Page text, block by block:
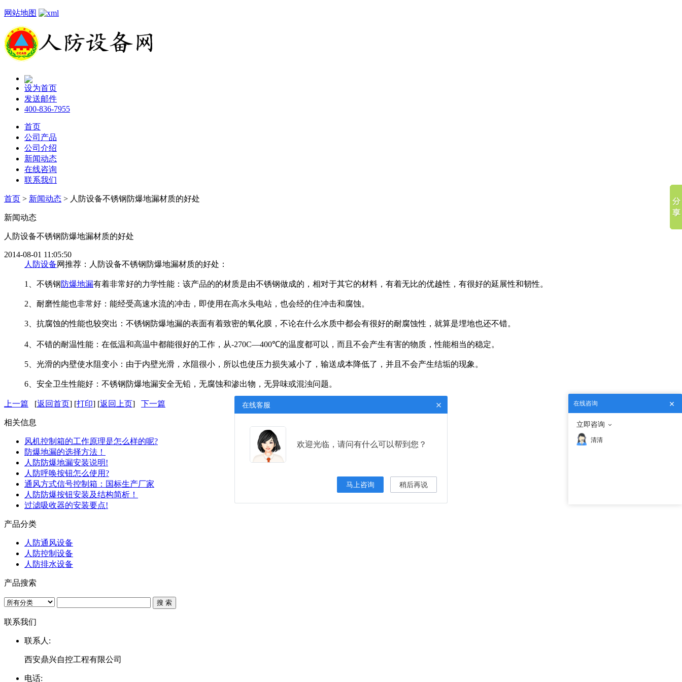
网站地图
设为首页
发送邮件
400-836-7955
首页
公司产品
公司介绍
新闻动态
在线咨询
联系我们
首页 > 新闻动态 > 人防设备不锈钢防爆地漏材质的好处
新闻动态
人防设备不锈钢防爆地漏材质的好处
2014-08-01 11:05:50
人防设备网推荐：人防设备不锈钢防爆地漏材质的好处：
1、不锈钢防爆地漏有着非常好的力学性能：该产品的的材质是由不锈钢做成的，相对于其它的材料，有着无比的优越性，有很好的延展性和韧性。
2、耐磨性能也非常好：能经受高速水流的冲击，即使用在高水头电站，也会经的住冲击和腐蚀。
3、抗腐蚀的性能也较突出：不锈钢防爆地漏的表面有着致密的氧化膜，不论在什么水质中都会有很好的耐腐蚀性，就算是埋地也还不错。
4、不错的耐温性能：在低温和高温中都能很好的工作，从-270C—400℃的温度都可以，而且不会产生有害的物质，性能相当的稳定。
5、光滑的内壁使水阻变小：由于内壁光滑，水阻很小，所以也使压力损失减小了，输送成本降低了，并且不会产生结垢的现象。
6、安全卫生性能好：不锈钢防爆地漏安全无铅，无腐蚀和渗出物，无异味或混浊问题。
上一篇 [返回首页] [打印] [返回上页] 下一篇
相关信息
风机控制箱的工作原理是怎么样的呢?
防爆地漏的选择方法！
人防防爆地漏安装说明!
人防呼唤按钮怎么使用?
通风方式信号控制箱：国标生产厂家
人防防爆按钮安装及结构简析！
过滤吸收器的安装要点!
产品分类
人防通风设备
人防控制设备
人防排水设备
产品搜索
联系我们
联系人:
西安鼎兴自控工程有限公司
电话:
在线咨询
立即咨询
清清
在线客服
欢迎光临，请问有什么可以帮到您？
马上咨询 稍后再说
×